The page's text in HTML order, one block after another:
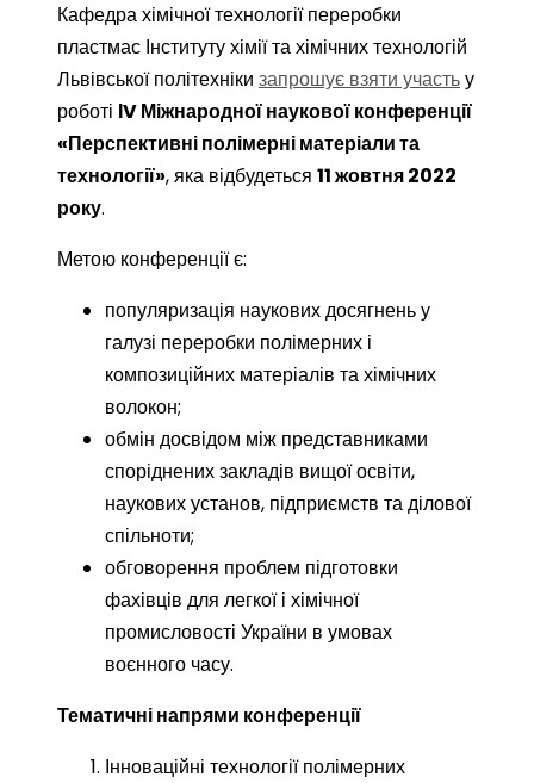
Кафедра хімічної технології переробки
пластмас Інституту хімії та хімічних технологій
Львівської політехніки запрошує взяти участьу
роботі ІV Міжнародної наукової конференції
«Перспективні полімерні матеріали та
технології», яка відбудеться 11 жовтня 2022
року.
Метою конференції є:
популяризація наукових досягнень у
галузі переробки полімерних і
композиційних матеріалів та хімічних
волокон;
обмін досвідом між представниками
споріднених закладів вищої освіти,
наукових установ, підприємств та ділової
спільноти;
обговорення проблем підготовки
фахівців для легкої і хімічної
промисловості України в умовах
воєнного часу.
Тематичні напрями конференції
Інноваційні технології полімерних